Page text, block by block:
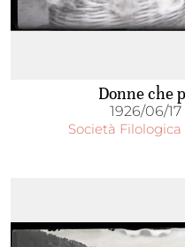
Donne che
1926/06/
Società